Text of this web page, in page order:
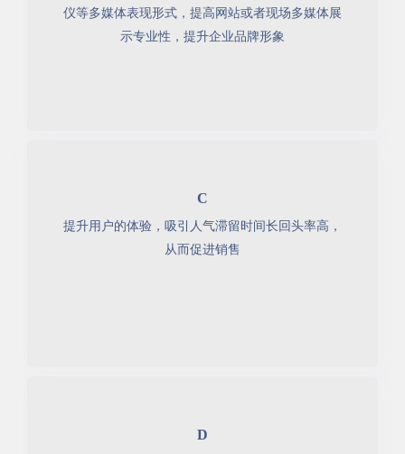
仪等多媒体表现形式，提高网站或者现场多媒体展
示专业性，提升企业品牌形象
C
提升用户的体验，吸引人气滞留时间长回头率高，
从而促进销售
D